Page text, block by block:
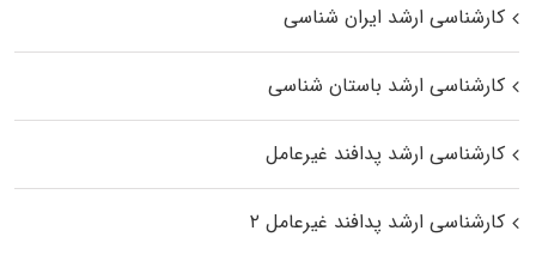
کارشناسی ارشد ایران شناسی
کارشناسی ارشد باستان شناسی
کارشناسی ارشد پدافند غیرعامل
کارشناسی ارشد پدافند غیرعامل ۲